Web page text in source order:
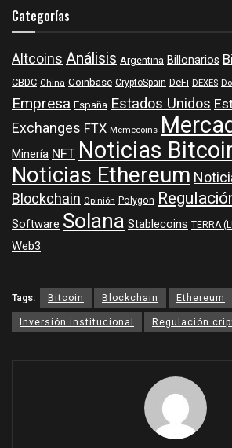
Categorías
Altcoins Análisis Argentina Billonarios
CBDC China Coinbase CryptoSpain DeFi DEXES
Empresa España Estados Unidos
Exchanges FTX Memecoins
MineríaNFTNoticias
Noticias Ethereum
Blockchain Opinión Polygon
Software SolanaStablecoins TERRA
Web3
Tags: Bitcoin Blockchain
Ethereum
Inversión institucional
Regulación